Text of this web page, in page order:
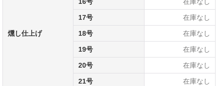
燻し仕上げ
17号 在庫なし
18号 在庫なし
19号 在庫なし
20号 在庫なし
21号 在庫なし